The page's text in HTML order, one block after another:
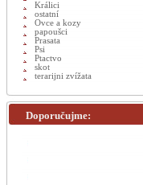
Králici
ostatní
Ovce a kozy
papoušci
Prasata
Psi
Ptactvo
skot
terarijni zvížata
Doporučujme: